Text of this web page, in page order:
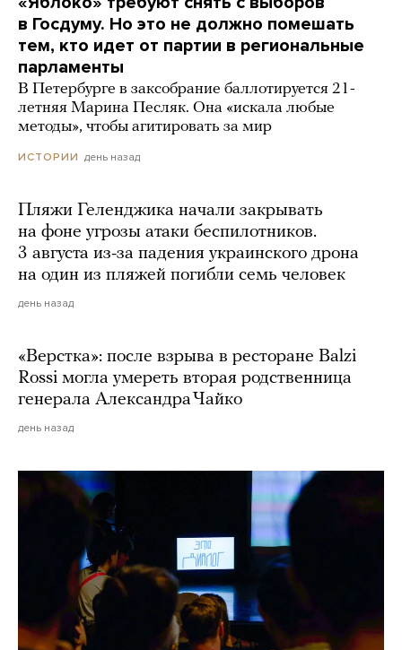
в Госдуму. Но это не должно помешать
тем, кто идет от партии в региональные
парламенты
В Петербурге в заксобрание баллотируется 21-
летняя Марина Песляк. Она «искала любые
методы», чтобы агитировать за мир
ИСТОРИИ день назад
Пляжи Геленджика начали закрывать
на фоне угрозы атаки беспилотников.
3 августа из-за падения украинского дрона
на один из пляжей погибли семь человек
день назад
«Верстка»: после взрыва в ресторане Balzi
Rossi могла умереть вторая родственница
генерала Александра Чайко
день назад